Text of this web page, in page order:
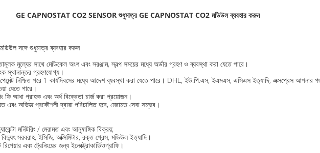
GE CAPNOSTAT CO2 SENSOR শুধুমাত্র GE CAPNOSTAT CO2 মডিউল ব্যবহার করুন
সঙ্গে শুধুমাত্র ব্যবহার করুন
মূল্যের সাথে মেডিকেল অংশ এবং সরঞ্জাম, স্বল্প সময়ের মধ্যে অর্ডার গ্রহণ ও ব্যবস্থা করা যেতে পারে।
স্থানান্তর গ্রহণযোগ্য।
পেমেন্ট নিশ্চিত পরে 1 কার্যদিবসের মধ্যে আদেশ ব্যবস্থা করা যেতে পারে। DHL, ইউ.পি.এস, ইএমএস, এসিএস ইত্যাদি, এক্সপ্রেস আপনার
যেতে পারে।
আধা গ্রাহক এবং অর্ধ বিক্রেতা চার্জ করা প্রয়োজন।
অভিজ্ঞ প্রকৌশলী দ্বারা পরিচালিত হবে, মেরামত সেবা সম্ভব।
মনিটরিং / মেরামত এবং আনুষাঙ্গিক বিক্রয়;
সরবরাহ, ইসিজি, অক্সিমিটার, রক্ত ​​প্রেস, মডিউল ইত্যাদি।
রিপেয়ার এবং ট্রেনিংয়ের জন্য ইলেক্ট্রোকার্ডিওগ্রাফি।